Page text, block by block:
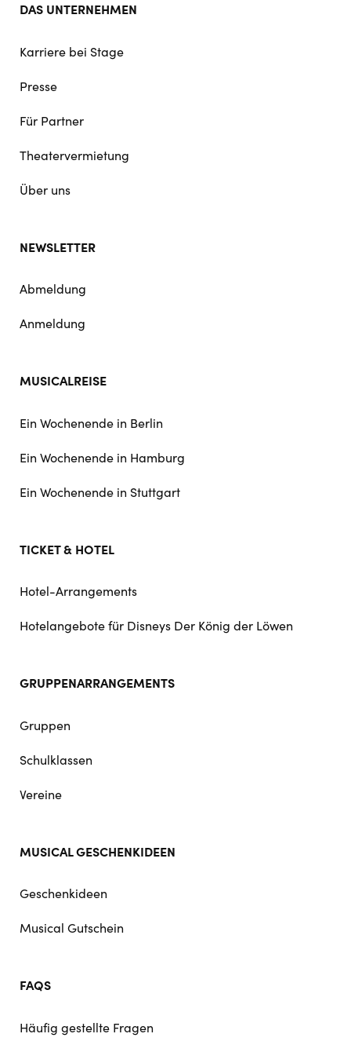
DAS UNTERNEHMEN
Karriere bei Stage
Presse
Für Partner
Theatervermietung
Über uns
NEWSLETTER
Abmeldung
Anmeldung
MUSICALREISE
Ein Wochenende in Berlin
Ein Wochenende in Hamburg
Ein Wochenende in Stuttgart
TICKET & HOTEL
Hotel-Arrangements
Hotelangebote für Disneys Der König der Löwen
GRUPPENARRANGEMENTS
Gruppen
Schulklassen
Vereine
MUSICAL GESCHENKIDEEN
Geschenkideen
Musical Gutschein
FAQS
Häufig gestellte Fragen